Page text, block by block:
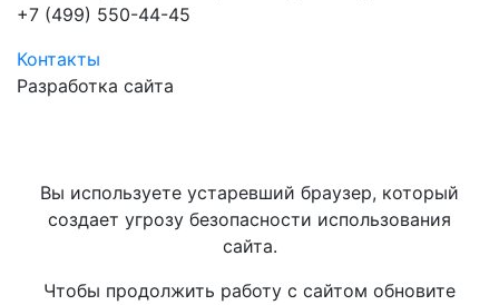
+7 (499) 550-44-45
Контакты
Разработка сайта
Вы используете устаревший браузер, который
создает угрозу безопасности использования
сайта.
Чтобы продолжить работу с сайтом обновите